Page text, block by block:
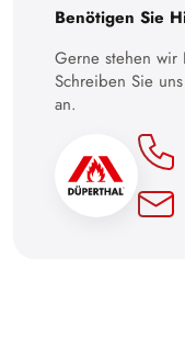
Benötigen Sie
Gerne stehen wir
Schreiben Sie
an.